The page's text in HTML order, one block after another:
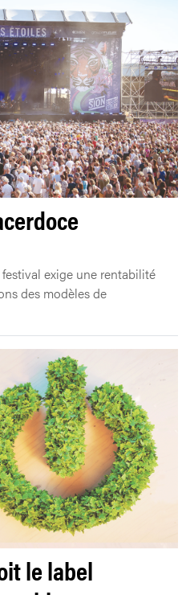
festival exige une rentabilité
des modèles de
le label